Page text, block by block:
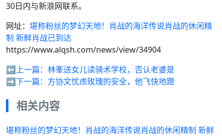
30日内与新浪网联系。
网址： 堪称粉丝的梦幻天地！肖战的海洋传说肖战的休闲精
制 新鲜肖战已到达
https://www.alqsh.com/news/view/34904
⬅️上一篇： 林峯送女儿读骑术学校，否认老婆是
➡️下一篇： 方协文忧虑玫瑰的安全，他飞快地蹬
相关内容
堪称粉丝的梦幻天地！肖战的海洋传说肖战的休闲精制 新鲜